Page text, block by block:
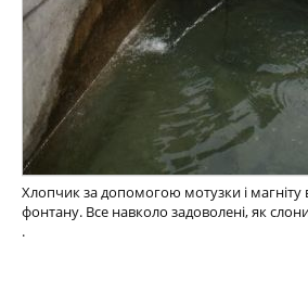
Хлопчик за допомогою мотузки і магніту
фонтану. Все навколо задоволені, як
.